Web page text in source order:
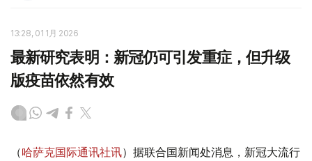
13:28, 01 1月 2026
最新研究表明：新冠仍可引发重症，但升级
版疫苗依然有效
（哈萨克国际通讯社讯）据联合国新闻处消息，新冠大流行